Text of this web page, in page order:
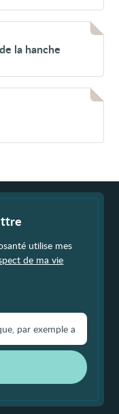
la hanche
utilise mes
de ma vie